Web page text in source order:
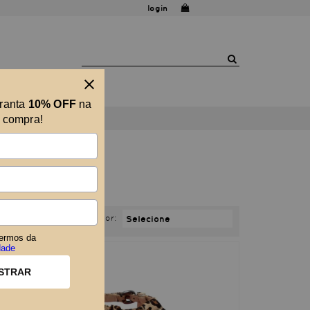
login
Ordenar por:
10% OFF na
da